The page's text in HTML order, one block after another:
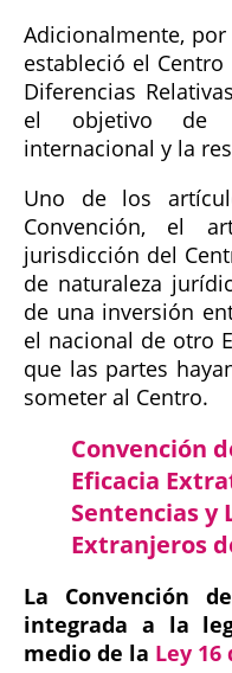
Adicionalmente,
estableció el
Diferencias
el objetivo de
internacional y la
Uno de los
Convención, el
jurisdicción del
de naturaleza
de una inversión
el nacional de otro
que las partes
someter al Centro.
Convención
Eficacia
Sentencias y
Extranjeros
La Convención
integrada a la
medio de la Ley 16